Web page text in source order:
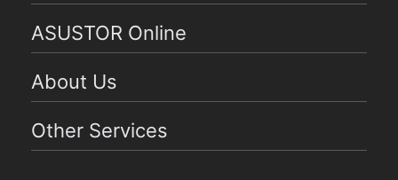
ASUSTOR Online
About Us
Other Services